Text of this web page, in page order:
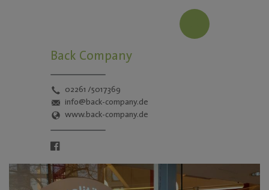
Back Company
02261 /5017369
info@back-company.de
www.back-company.de